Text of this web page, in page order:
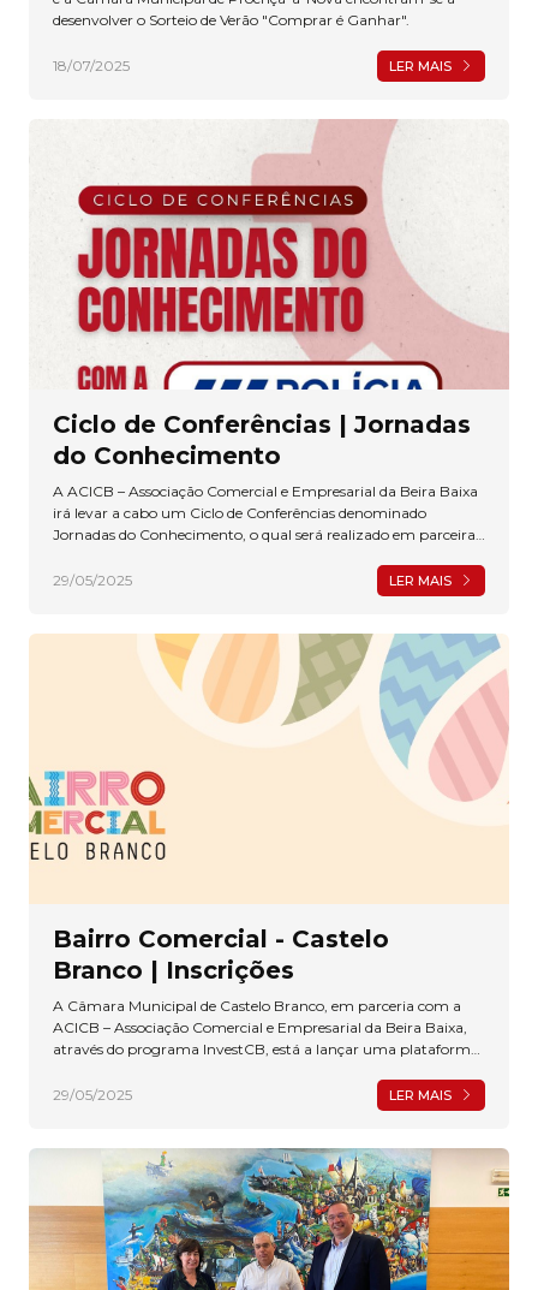
desenvolver o Sorteio de Verão "Comprar é Ganhar".
18/07/2025 LER MAIS
Ciclo de Conferências | Jornadas
do Conhecimento
A ACICB – Associação Comercial e Empresarial da Beira Baixa
irá levar a cabo um Ciclo de Conferências denominado
Jornadas do Conhecimento, o qual será realizado em parceira
29/05/2025
LER MAIS
Bairro Comercial - Castelo
Branco | Inscrições
A Câmara Municipal de Castelo Branco, em parceria com a
ACICB – Associação Comercial e Empresarial da Beira Baixa,
através do programa InvestCB, está a lançar uma plataforma
29/05/2025
LER MAIS